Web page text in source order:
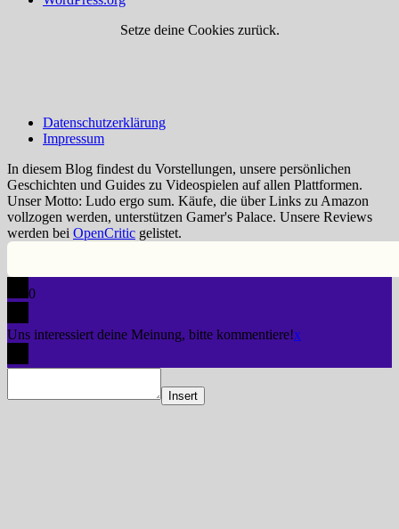
Setze deine Cookies zurück.
Datenschutzerklärung
Impressum
In diesem Blog findest du Vorstellungen, unsere persönlichen
Geschichten und Guides zu Videospielen auf allen Plattformen.
Unser Motto: Ludo ergo sum. Käufe, die über Links zu Amazon
vollzogen werden, unterstützen Gamer's Palace. Unsere Reviews
werden bei OpenCritic gelistet.
0
Uns interessiert deine Meinung, bitte kommentiere!x
Insert